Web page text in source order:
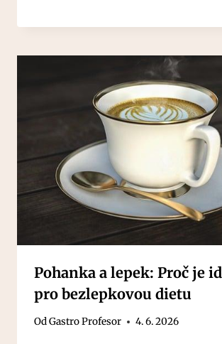
Pohanka a lepek: Proč je
pro bezlepkovou dietu
OdGastro Profesor 4. 6. 2026